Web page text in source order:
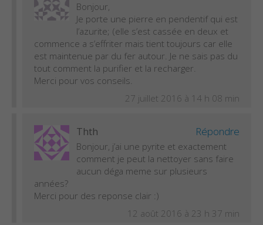
Bonjour,
Je porte une pierre en pendentif qui est
l’azurite; (elle s’est cassée en deux et
commence a s’effriter mais tient toujours car elle
est maintenue par du fer autour. Je ne sais pas du
tout comment la purifier et la recharger.
Merci pour vos conseils.
27 juillet 2016 à 14 h 08 min
Thth Répondre
Bonjour, j’ai une pyrite et exactement
comment je peut la nettoyer sans faire
aucun déga meme sur plusieurs
années?
Merci pour des reponse clair :)
12 août 2016 à 23 h 37 min